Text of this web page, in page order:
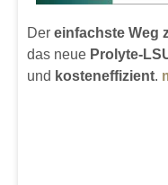
Der einfachste Weg
das neue Prolyte-
und kosteneffizient.